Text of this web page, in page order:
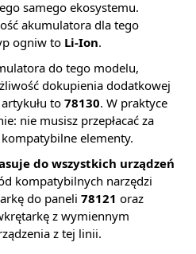
samego ekosystemu.
akumulatora dla tego
ogniw to Li-Ion.
do tego modelu,
dokupienia dodatkowej
to78130. W praktyce
nie musisz przepłacać za
elementy.
do wszystkich urządzeń
kompatybilnych narzędzi
do paneli 78121 oraz
z wymiennym
z tej linii.